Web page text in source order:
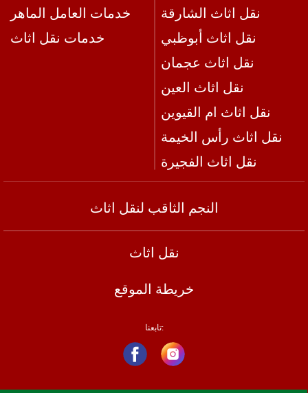
خدمات العامل الماهر
خدمات نقل اثاث
نقل اثاث الشارقة
نقل اثاث أبوظبي
نقل اثاث عجمان
نقل اثاث العين
نقل اثاث ام القيوين
نقل اثاث رأس الخيمة
نقل اثاث الفجيرة
النجم الثاقب لنقل اثاث
نقل اثاث
خريطة الموقع
تابعنا: